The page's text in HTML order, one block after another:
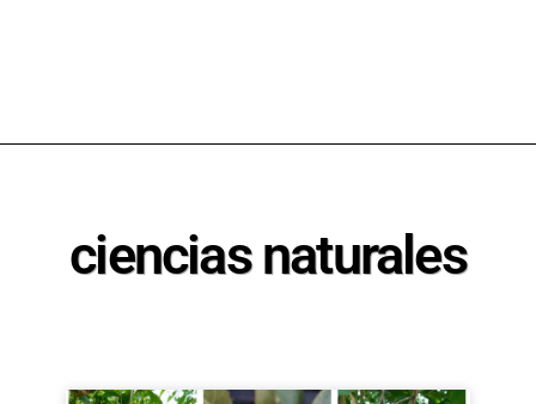
ciencias naturales